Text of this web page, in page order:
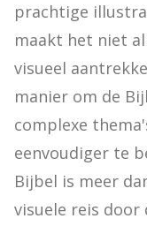
prachtige
maakt het niet
visueel
manier om de
complexe
eenvoudiger te
Bijbel is meer
visuele reis